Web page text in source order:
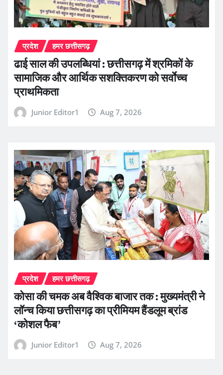
प्रदेश हमर छत्तीसगढ़
ढाई साल की उपलब्धियां : छत्तीसगढ़ में श्रमिकों के
सामाजिक और आर्थिक सशक्तिकरण को सर्वाेच्च
प्राथमिकता
Junior Editor1 Aug 7, 2026
प्रदेश हमर छत्तीसगढ़
कोसा की चमक अब वैश्विक बाजार तक : मुख्यमंत्री ने
लॉन्च किया छत्तीसगढ़ का प्रीमियम हैंडलूम ब्रांड
‘कोशल फैब’
Junior Editor1 Aug 7, 2026